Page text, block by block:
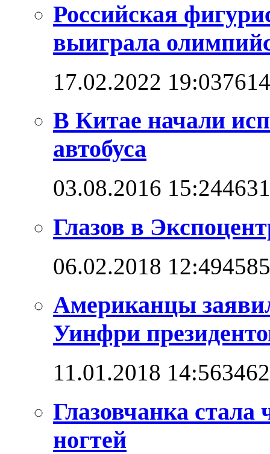
Российская
выиграла
17.02.2022 19:037614
В Китае начали
автобуса
03.08.2016 15:244631
Глазов в
06.02.2018 12:494585
Американцы
Уинфри
11.01.2018 14:563462
Глазовчанка
ногтей